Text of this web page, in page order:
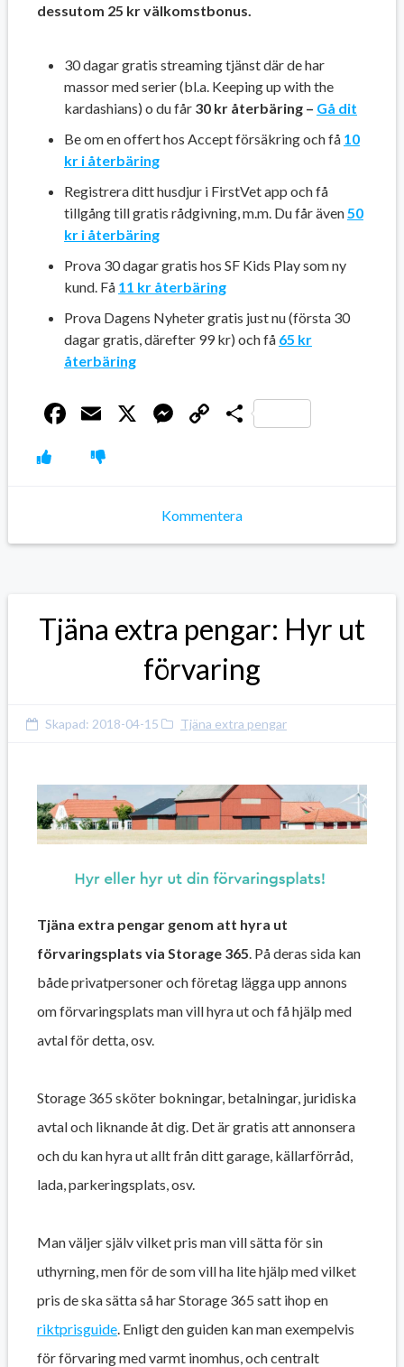
dessutom 25 kr välkomstbonus.
30 dagar gratis streaming tjänst där de har
massor med serier (bl.a. Keeping up with the
kardashians) o du får 30 kr återbäring – Gå dit
Be om en offert hos Accept försäkring och få 10
kr i återbäring
Registrera ditt husdjur i FirstVet app och få
tillgång till gratis rådgivning, m.m. Du får även50
kr i återbäring
Prova 30 dagar gratis hos SF Kids Play som ny
kund. Få 11 kr återbäring
Prova Dagens Nyheter gratis just nu (första 30
dagar gratis, därefter 99 kr) och få 65 kr
återbäring
Facebook
Email
X Messenger
CopyDela
Kommentera
Tjäna extra pengar: Hyr ut
förvaring
Skapad: 2018-04-15 Tjäna extra pengar
Tjäna extra pengar genom att hyra ut
förvaringsplats via Storage 365 . På deras sida kan
både privatpersoner och företag lägga upp annons
om förvaringsplats man vill hyra ut och få hjälp med
avtal för detta, osv.
Storage 365 sköter bokningar, betalningar, juridiska
avtal och liknande åt dig. Det är gratis att annonsera
och du kan hyra ut allt från ditt garage, källarförråd,
lada, parkeringsplats, osv.
Man väljer själv vilket pris man vill sätta för sin
uthyrning, men för de som vill ha lite hjälp med vilket
pris de ska sätta så har Storage 365 satt ihop en
riktprisguide. Enligt den guiden kan man exempelvis
för förvaring med varmt inomhus, och centralt